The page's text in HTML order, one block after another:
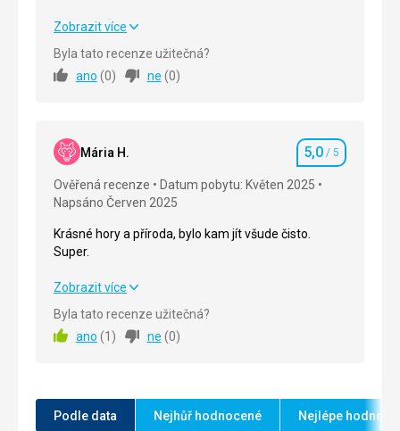
Bylo to úžasné.
Strava
Služby 5,0/ 5
Cena
Strava
Hotel i pokoje byly bezvadné
Zobrazit více
Byla tato recenze užitečná?
ano (0) ne (0)
Mária H. Hodnocení
5,0 / 5
Ověřená recenze
Datum pobytu: Květen 2025
Napsáno Červen 2025
Krásné hory a příroda, bylo kam jít všude čisto.
Super.
Krásné hory a příroda, bylo kam jít všude čisto.
Super.
Strava
Okolí 5,0/ 5
Zobrazit více
Byla tato recenze užitečná?
ano (1 ) ne (0)
Podle data Nejhůř hodnocené Nejlépe